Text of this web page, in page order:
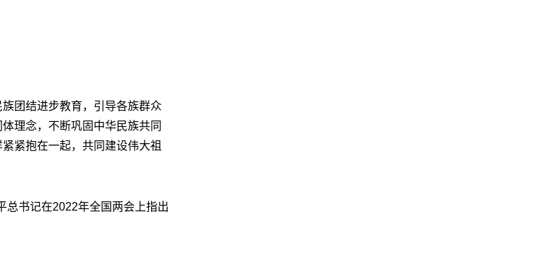
团结进步教育，引导各族群众
理念，不断巩固中华民族共同
紧抱在一起，共同建设伟大祖
书记在2022年全国两会上指出